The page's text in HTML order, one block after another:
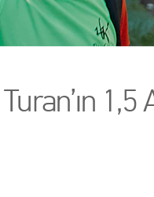
Turan’ın